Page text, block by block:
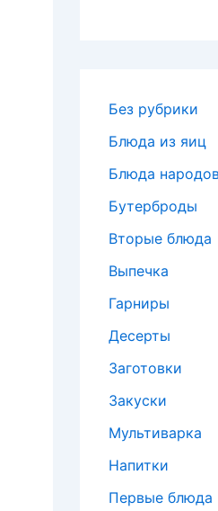
Без рубрики
Блюда из яиц
Блюда
Бутерброды
Вторые блюда
Выпечка
Гарниры
Десерты
Заготовки
Закуски
Мультиварка
Напитки
Первые блюда